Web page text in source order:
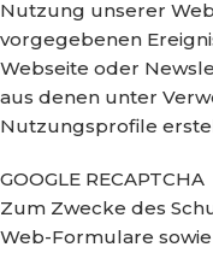
Nutzung unserer
vorgegebenen
Webseite oder
aus denen unter
Nutzungsprofile
GOOGLE RECAPTCHA
Zum Zwecke des
Web-Formulare